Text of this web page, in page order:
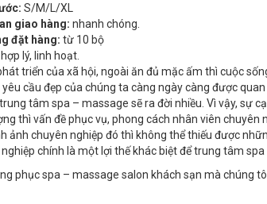
S/M/L/XL
giao hàng: nhanh chóng.
đặt hàng: từ 10 bộ
hợp lý, linh hoạt.
triển của xã hội, ngoài ăn đủ mặc ấm thì cuộc
cầu đẹp của chúng ta càng ngày càng được
tâm spa – massage sẽ ra đời nhiều. Vì vậy, sự
thì vấn đề phục vụ, phong cách nhân viên
ảnh chuyên nghiệp đó thì không thể thiếu được
chính là một lợi thế khác biệt để trung tâm
phục spa – massage salon khách sạn mà chúng